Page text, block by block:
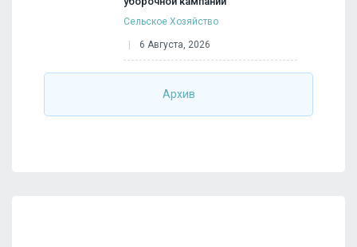
Сельское Хозяйство
6 Августа, 2026
Архив